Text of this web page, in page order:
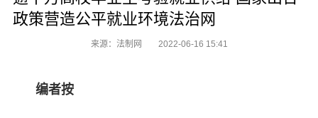
政策营造公平就业环境法治网
来源：法制网 2022-06-16 15:41
编者按